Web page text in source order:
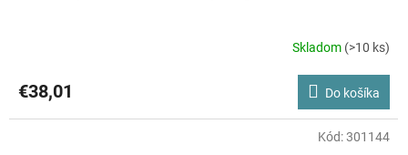
Skladom (>10 ks)
€38,01 Do košíka
Kód:301144